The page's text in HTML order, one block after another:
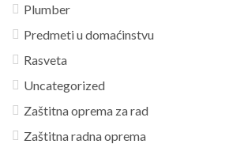
Plumber
Predmeti u domaćinstvu
Rasveta
Uncategorized
Zaštitna oprema za rad
Zaštitna radna oprema